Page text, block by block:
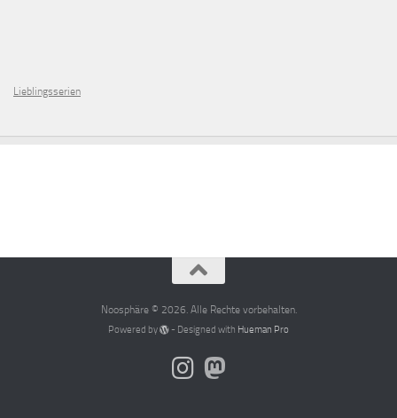
Lieblingsserien
Noosphäre © 2026. Alle Rechte vorbehalten.
Powered by - Designed with Hueman Pro